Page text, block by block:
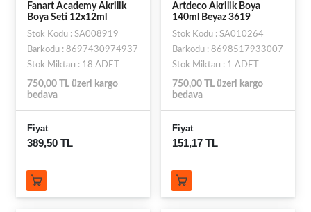
Fanart Academy Akrilik
Boya Seti 12x12ml
Stok Kodu : SA008919
Barkodu : 8697430974937
Stok Miktarı : 18 ADET
750,00 TL üzeri kargo
bedava
Fiyat
389,50 TL
Artdeco Akrilik Boya
140ml Beyaz 3619
Stok Kodu : SA010264
Barkodu : 8698517933007
Stok Miktarı : 1 ADET
750,00 TL üzeri kargo
bedava
Fiyat
151,17 TL